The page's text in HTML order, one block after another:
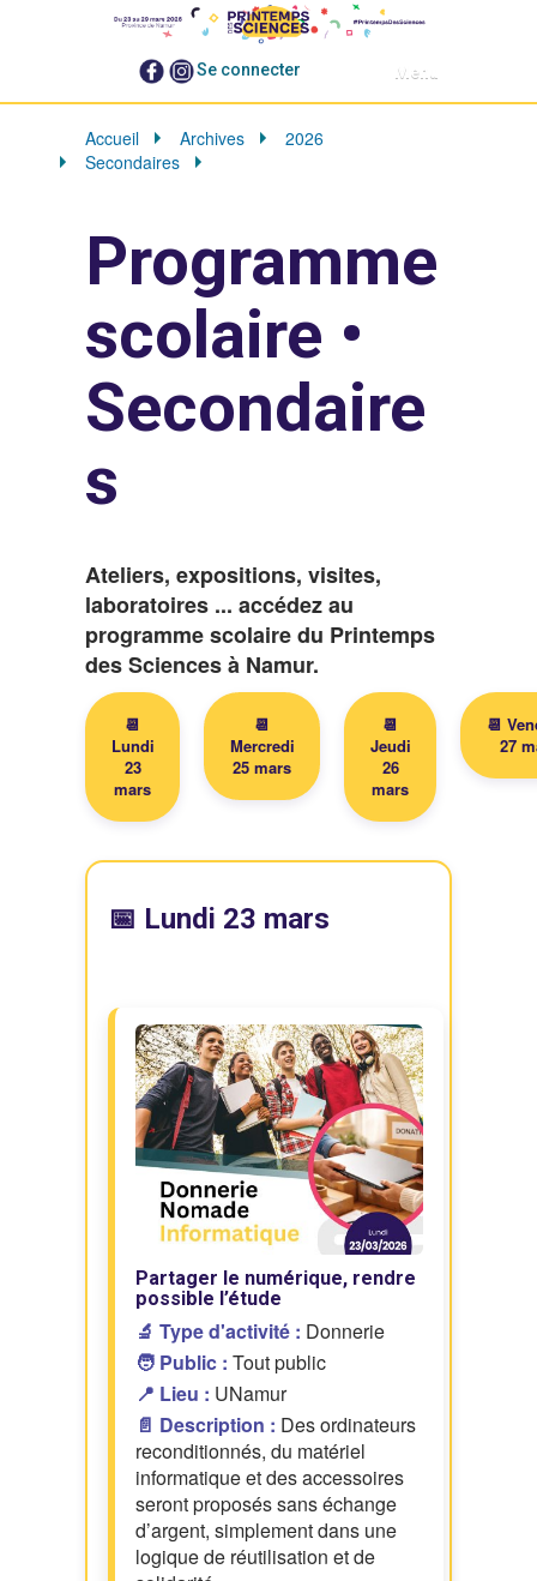
v
Se connecter Toggle navigation
Accueil Archives
2026
Secondaires
Programme
scolaire •
Secondaire
s
Ateliers, expositions, visites,
laboratoires ... accédez au
programme scolaire du Printemps
des Sciences à Namur.
📆
Lundi
23
mars
📆
Mercredi
25 mars
📆
Jeudi
26
mars
📆
27
📅 Lundi 23 mars
Partager le numérique, rendre
possible l’étude
🔬 Type d'activité : Donnerie
🧑 Public : Tout public
📍 Lieu : UNamur
📄 Description : Des ordinateurs
reconditionnés, du matériel
informatique et des accessoires
seront proposés sans échange
d’argent, simplement dans une
logique de réutilisation et de